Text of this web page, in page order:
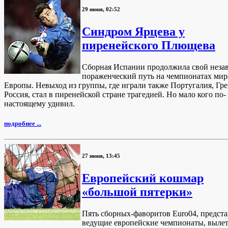
29 июня, 02:52
Синдром Ярцева у
пиренейского Плющева
Сборная Испании продолжила свой
пораженческий путь на чемпионатах
Европы. Невыход из группы, где играли также Португалия,
Россия, стал в пиренейской стране трагедией. Но мало кого по-
настоящему удивил.
подробнее ...
27 июня, 13:45
Европейский кошмар
«большой пятерки»
Пять сборных-фаворитов Euro04,
ведущие европейские чемпионаты,